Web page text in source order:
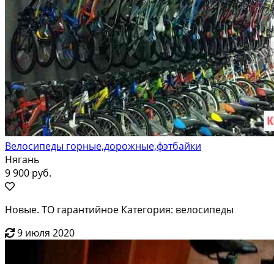
Велосипеды горные,дорожные,фэтбайки
Нягань
9 900 руб.
Новые. ТО гарантийное Категория: велосипеды
9 июля 2020